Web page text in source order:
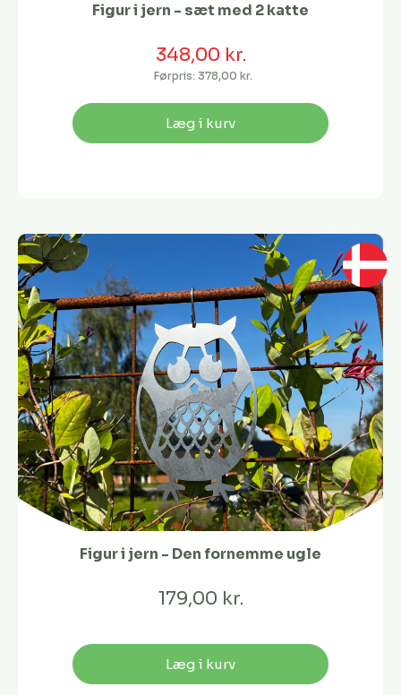
Figur i jern - sæt med 2 katte
348,00 kr.
Førpris: 378,00 kr.
Læg i kurv
Figur i jern - Den fornemme ugle
179,00 kr.
Læg i kurv